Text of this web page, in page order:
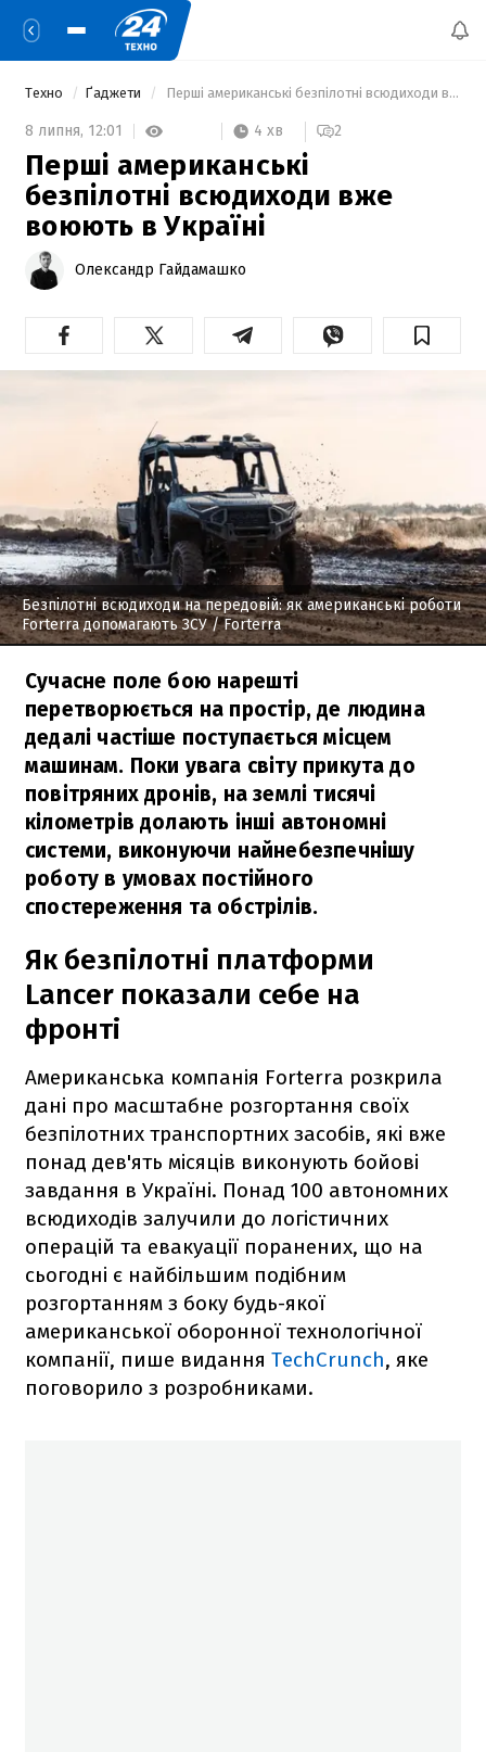
Техно Ґаджети Перші американські безпілотні всюдиходи вже воюють в Україні
8 липня, 12:01 4 хв 2
Перші американські
безпілотні всюдиходи вже
воюють в Україні
Олександр Гайдамашко
Безпілотні всюдиходи на передовій: як американські роботи
Forterra допомагають ЗСУ/ Forterra
Сучасне поле бою нарешті
перетворюється на простір, де людина
дедалі частіше поступається місцем
машинам. Поки увага світу прикута до
повітряних дронів, на землі тисячі
кілометрів долають інші автономні
системи, виконуючи найнебезпечнішу
роботу в умовах постійного
спостереження та обстрілів.
Як безпілотні платформи
Lancer показали себе на
фронті
Американська компанія Forterra розкрила
дані про масштабне розгортання своїх
безпілотних транспортних засобів, які вже
понад дев'ять місяців виконують бойові
завдання в Україні. Понад 100 автономних
всюдиходів залучили до логістичних
операцій та евакуації поранених, що на
сьогодні є найбільшим подібним
розгортанням з боку будь-якої
американської оборонної технологічної
компанії, пише видання TechCrunch, яке
поговорило з розробниками.